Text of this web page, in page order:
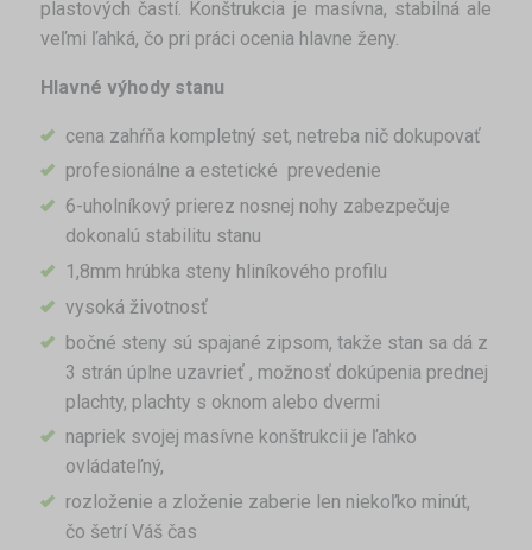
plastových častí. Konštrukcia je masívna, stabilná ale
veľmi ľahká, čo pri práci ocenia hlavne ženy.
Hlavné výhody stanu
cena zahŕňa kompletný set, netreba nič dokupovať
profesionálne a estetické prevedenie
6-uholníkový prierez nosnej nohy zabezpečuje
dokonalú stabilitu stanu
1,8mm hrúbka steny hliníkového profilu
vysoká životnosť
bočné steny sú spajané zipsom, takže stan sa dá z
3 strán úplne uzavrieť , možnosť dokúpenia prednej
plachty, plachty s oknom alebo dvermi
napriek svojej masívne konštrukcii je ľahko
ovládateľný,
rozloženie a zloženie zaberie len niekoľko minút,
čo šetrí Váš čas